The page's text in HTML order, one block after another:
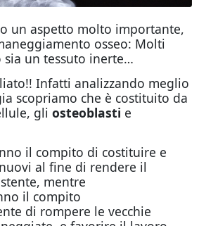
un aspetto molto importante,
osseo: Molti
sia un tessuto inerte…
Infatti analizzando meglio
scopriamo che è costituito da
gli osteoblasti e
il compito di costituire e
al fine di rendere il
mentre
il compito
di rompere le vecchie